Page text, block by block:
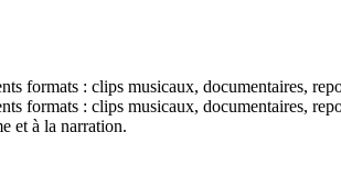
formats : clips musicaux, documentaires,
formats : clips musicaux, documentaires,
et à la narration.